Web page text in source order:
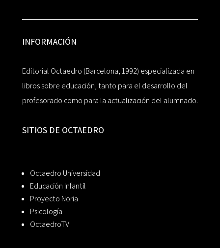
INFORMACIÓN
Editorial Octaedro (Barcelona, 1992) especializada en
libros sobre educación, tanto para el desarrollo del
profesorado como para la actualización del alumnado.
SITIOS DE OCTAEDRO
Octaedro Universidad
Educación Infantil
Proyecto Noria
Psicología
OctaedroTV